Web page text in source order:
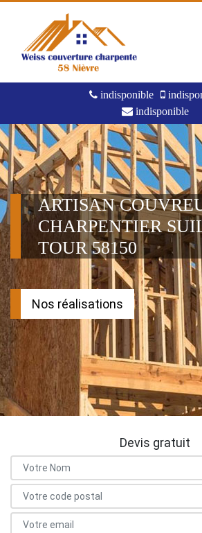
indisponible
indisponible
ARTISAN
CHARPENTIER
TOUR 58150
Nos réalisations
Devis gratuit